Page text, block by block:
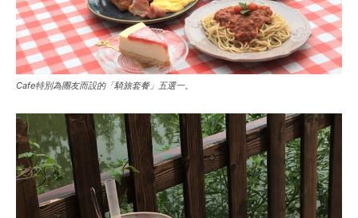
Cafe特別為團友而設的「騎旅套餐」五選一。